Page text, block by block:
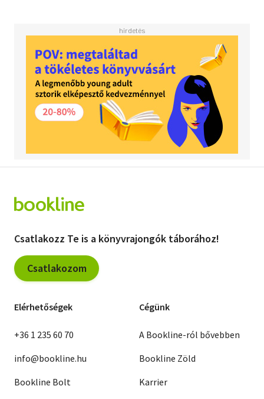
Csatlakozz Te is a könyvrajongók táborához!
Csatlakozom
Elérhetőségek
+36 1 235 60 70
info@bookline.hu
Bookline Bolt
Cégünk
A Bookline-ról bővebben
Bookline Zöld
Karrier